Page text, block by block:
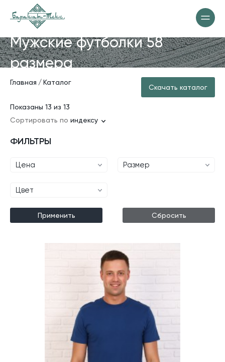
Мужские футболки 58
размера
Главная Каталог
Скачать каталог
Показаны 13 из 13
Сортировать по индексу
ФИЛЬТРЫ
Цена Размер
Цвет
Применить Сбросить